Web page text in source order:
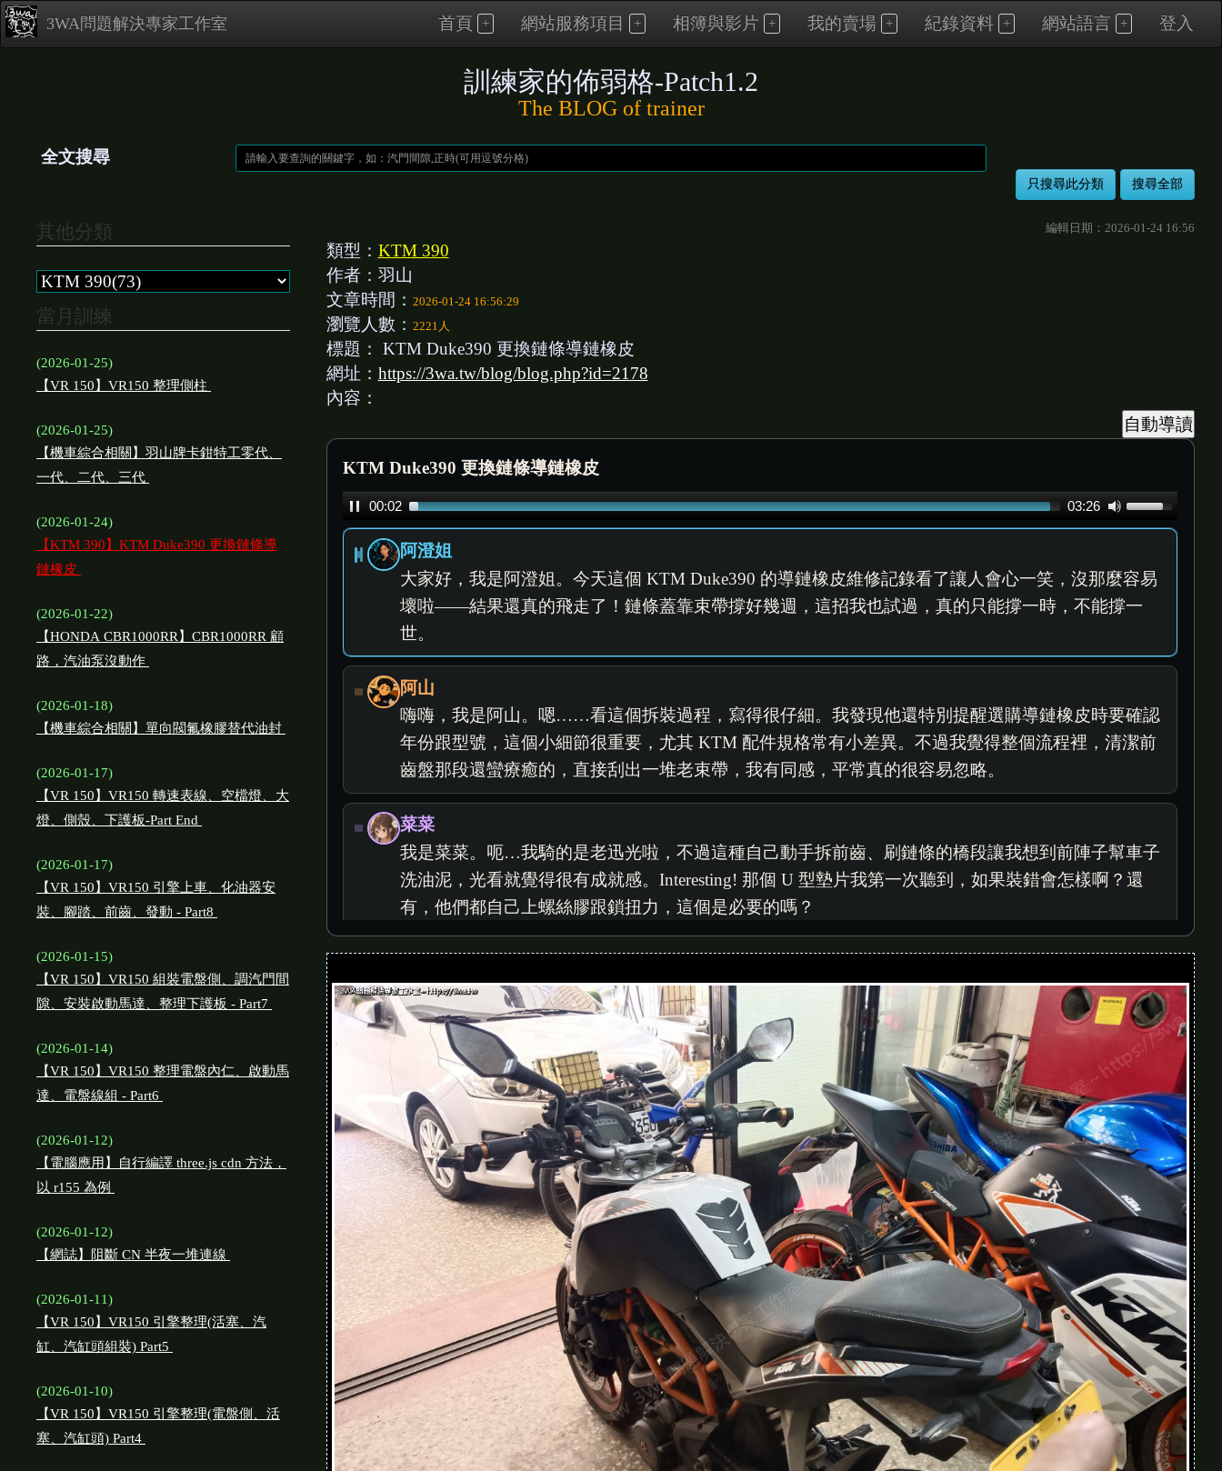
3WA問題解決專家工作室 首頁 網站服務項目 相簿與影片 我的賣場 紀錄資料 網站語言 登入
訓練家的佈弱格-Patch1.2
The BLOG of trainer
全文搜尋
編輯日期：2026-01-24 16:56
類型： KTM 390
作者：羽山
文章時間： 2026-01-24 16:56:29
瀏覽人數： 2221人
標題： KTM Duke390 更換鏈條導鏈橡皮
網址： https://3wa.tw/blog/blog.php?id=2178
內容：
KTM Duke390 更換鏈條導鏈橡皮
Audio
Player
00:05 03:26
Use
Up/Down
keys
to
or
decrease
阿澄姐
大家好，我是阿澄姐。今天這個 KTM Duke390 的導鏈橡皮維修記錄看了讓人會心一笑，沒那麼容易
壞啦——結果還真的飛走了！鏈條蓋靠束帶撐好幾週，這招我也試過，真的只能撐一時，不能撐一
世。
阿山
嗨嗨，我是阿山。嗯……看這個拆裝過程，寫得很仔細。我發現他還特別提醒選購導鏈橡皮時要確認
年份跟型號，這個小細節很重要，尤其 KTM 配件規格常有小差異。不過我覺得整個流程裡，清潔前
齒盤那段還蠻療癒的，直接刮出一堆老束帶，我有同感，平常真的很容易忽略。
菜菜
我是菜菜。呃…我騎的是老迅光啦，不過這種自己動手拆前齒、刷鏈條的橋段讓我想到前陣子幫車子
洗油泥，光看就覺得很有成就感。Interesting! 那個 U 型墊片我第一次聽到，如果裝錯會怎樣啊？還
有，他們都自己上螺絲膠跟鎖扭力，這個是必要的嗎？
菜菜，U 型墊片如果沒裝對，鏈條蓋可能會晃或被拉壞。不過 KTM 這種比較少見的設計，查驗正確
位置是對的。螺絲膠和扭力也是嘛，尤其高溫部位，沒上膠容易鬆脫，鎖太緊又怕崩牙。女生來動手
也不用怕，工具準備好、照步驟慢慢來就行。
阿山
我習慣做完這種維修會順便檢查一下周圍零件——像文中最後還巡一遍電盤螺絲，這很 3wa 精神。還
有那個打氣 29psi、鏈條調鬆一點的細節，有些人喜歡調很緊，其實真的不耐用。我要吃肉，結果總
是修完手黑黑肚子餓。
菜菜
Make sense. 我現在也開始慢慢習慣自己查料號、比對零件，雖然有時候會怕裝錯。有個問題想請教：
像他這樣一口氣換導鏈橡皮、清潔、再調鏈條，有沒有建議新手要注意哪些安全細節？
阿澄姐
第一是千萬別發動引擎來測試鏈條，手指很容易被帶進去。再來，螺絲膠別亂上，只有震動或高溫會
鬆脫的位置才需要。工具選對是關鍵，有些位置不用硬撬，慢慢對準比較安全。還有就是，鎖螺絲
時，力道要均勻，不然容易鎖歪。
其他分類
當月訓練
(2026-01-25)
【VR 150】VR150 整理側柱
(2026-01-25)
【機車綜合相關】羽山牌卡鉗特工零代、
一代、二代、三代
(2026-01-24)
【KTM 390】KTM Duke390 更換鏈條導
鏈橡皮
(2026-01-22)
【HONDA CBR1000RR】CBR1000RR 顧
路，汽油泵沒動作
(2026-01-18)
【機車綜合相關】單向閥氟橡膠替代油封
(2026-01-17)
【VR 150】VR150 轉速表線、空檔燈、大
燈、側殼、下護板-Part End
(2026-01-17)
【VR 150】VR150 引擎上車、化油器安
裝、腳踏、前齒、發動 - Part8
(2026-01-15)
【VR 150】VR150 組裝電盤側、調汽門間
隙、安裝啟動馬達、整理下護板 - Part7
(2026-01-14)
【VR 150】VR150 整理電盤內仁、啟動馬
達、電盤線組 - Part6
(2026-01-12)
【電腦應用】自行編譯 three.js cdn 方法，
以 r155 為例
(2026-01-12)
【網誌】阻斷 CN 半夜一堆連線
(2026-01-11)
【VR 150】VR150 引擎整理(活塞、汽
缸、汽缸頭組裝) Part5
(2026-01-10)
【VR 150】VR150 引擎整理(電盤側、活
塞、汽缸頭) Part4